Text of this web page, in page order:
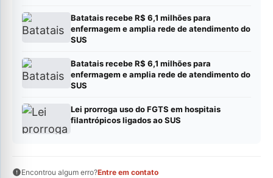
Batatais recebe R$ 6,1 milhões para
enfermagem e amplia rede de atendimento do
SUS
Batatais recebe R$ 6,1 milhões para
enfermagem e amplia rede de atendimento do
SUS
Lei prorroga uso do FGTS em hospitais
filantrópicos ligados ao SUS
Encontrou algum erro?Entre em contato